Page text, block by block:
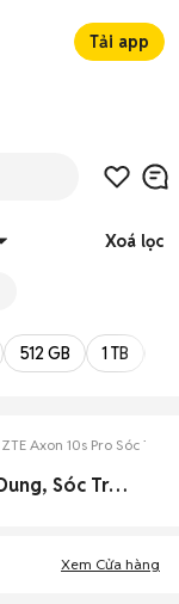
Tải app
Xoá lọc
512 GB 1 TB
ZTE Axon 10s Pro Sóc
0 Zte Axon 10s Pro cũ Huyện Cù Lao Dung, Sóc Trăng đẹp
Xem Cửa hàng